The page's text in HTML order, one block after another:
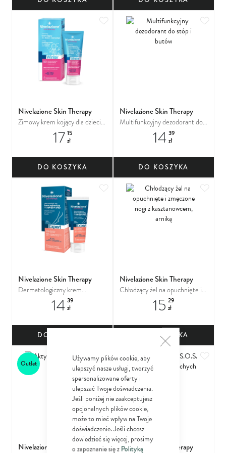
Używamy plików cookie, aby
ulepszyć nasze usługi, tworzyć
spersonalizowane oferty i
ulepszać Twoje doświadczenia.
Jeśli poniżej nie zaakceptujesz
opcjonalnych plików cookie,
może to mieć wpływ na Twoje
doświadczenie. Jeśli chcesz
dowiedzieć się więcej, prosimy
o zapoznanie się zPolityką
Nivelazione Skin Therapy
Zimowy krem kojący dla dzieci i
17 15
zł
DO KOSZYKA
Dodaj do ulubionych
Nivelazione Skin Therapy
Multifunkcyjny dezodorant do
stóp i butów14 39
zł
DO KOSZYKA
Nivelazione Skin Therapy
Dermatologiczny krem
naprawczy na pękające pięty
14 39
zł
DO KOSZYKA
Dodaj do ulubionych
Nivelazione Skin Therapy
Chłodzący żel na opuchnięte i
zmęczone nogi z kasztanowcem,
15 29
zł
DO KOSZYKA
Outlet
Nivelazione Skin Therapy
Dodaj do ulubionych
Nivelazione Skin Therapy